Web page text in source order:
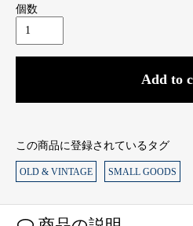
個数
Add to
この商品に登録されているタグ
OLD & VINTAGE SMALL GOODS